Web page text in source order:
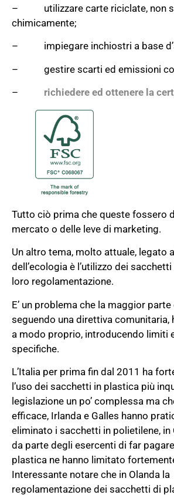
– utilizzare carte riciclate, non
chimicamente;
– impiegare inchiostri a base
– gestire scarti ed emissioni
–
richiedere ed ottenere la
Tutto ciò prima che queste fossero
mercato o delle leve di marketing.
Un altro tema, molto attuale, legato
dell’ecologia è l’utilizzo dei
loro regolamentazione.
E’ un problema che la maggior
seguendo una direttiva comunitaria,
a modo proprio, introducendo limiti
specifiche.
L’Italia per prima fin dal 2011 ha
l’uso dei sacchetti in plastica più
legislazione un po’ complessa ma
efficace, Irlanda e Galles hanno
eliminato i sacchetti in polietilene, in
da parte degli esercenti di far
plastica ne hanno limitato
Interessante notare che in Olanda la
regolamentazione dei sacchetti di